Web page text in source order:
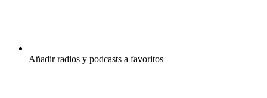
Añadir radios y podcasts a favoritos